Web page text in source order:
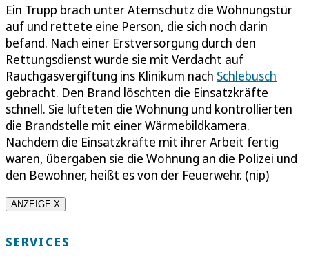
Ein Trupp brach unter Atemschutz die Wohnungstür
auf und rettete eine Person, die sich noch darin
befand. Nach einer Erstversorgung durch den
Rettungsdienst wurde sie mit Verdacht auf
Rauchgasvergiftung ins Klinikum nach Schlebusch
gebracht. Den Brand löschten die Einsatzkräfte
schnell. Sie lüfteten die Wohnung und kontrollierten
die Brandstelle mit einer Wärmebildkamera.
Nachdem die Einsatzkräfte mit ihrer Arbeit fertig
waren, übergaben sie die Wohnung an die Polizei und
den Bewohner, heißt es von der Feuerwehr. (nip)
ANZEIGE X
SERVICES